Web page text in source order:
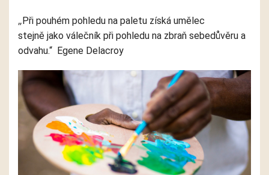
„Při pouhém pohledu na paletu získá umělec
stejně jako válečník při pohledu na zbraň sebedůvěru a
odvahu.“ Egene Delacroy